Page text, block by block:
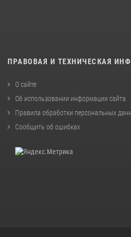
ПРАВОВАЯ И ТЕХНИЧЕСКАЯ
О сайте
Об использовании информации сайта
Правила обработки персональных
Сообщить об ошибках